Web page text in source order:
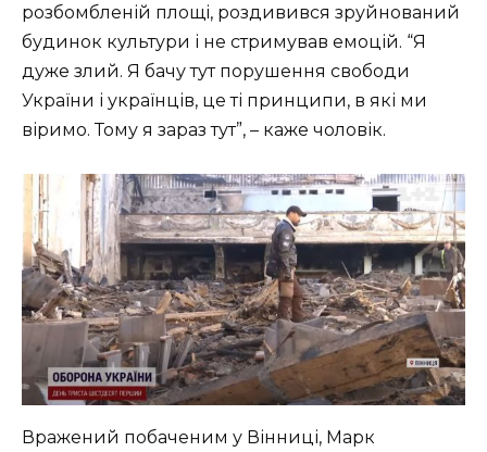
розбомбленій площі, роздивився зруйнований
будинок культури і не стримував емоцій. “Я
дуже злий. Я бачу тут порушення свободи
України і українців, це ті принципи, в які ми
віримо. Тому я зараз тут”, – каже чоловік.
Вражений побаченим у Вінниці, Марк